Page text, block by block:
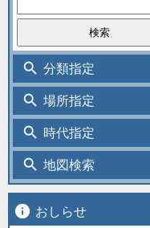
search 分類指定
search 場所指定
search 時代指定
search 地図検索
info おしらせ